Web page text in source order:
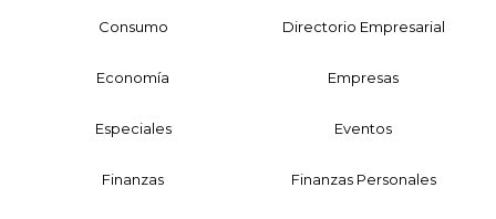
Consumo Directorio Empresarial
Economía Empresas
Especiales Eventos
Finanzas Finanzas Personales